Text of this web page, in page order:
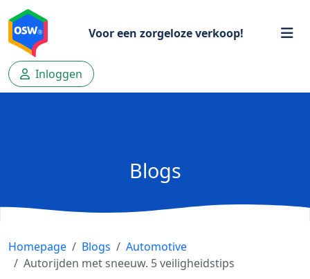
Voor een zorgeloze verkoop!
Inloggen
Blogs
Homepage Blogs
Automotive
Autorijden met sneeuw. 5 veiligheidstips